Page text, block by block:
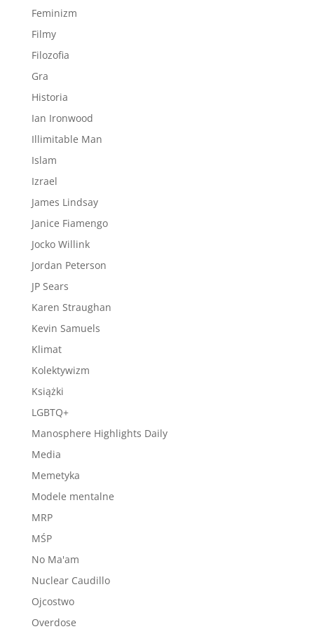
Feminizm
Filmy
Filozofia
Gra
Historia
Ian Ironwood
Illimitable Man
Islam
Izrael
James Lindsay
Janice Fiamengo
Jocko Willink
Jordan Peterson
JP Sears
Karen Straughan
Kevin Samuels
Klimat
Kolektywizm
Książki
LGBTQ+
Manosphere Highlights Daily
Media
Memetyka
Modele mentalne
MRP
MŚP
No Ma'am
Nuclear Caudillo
Ojcostwo
Overdose